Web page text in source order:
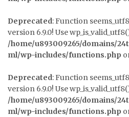
Deprecated: Function
version 6.9.0! Use
/home/u893009265/domains/
ml/wp-includes/functions.php
Deprecated: Function
version 6.9.0! Use
/home/u893009265/domains/
ml/wp-includes/functions.php